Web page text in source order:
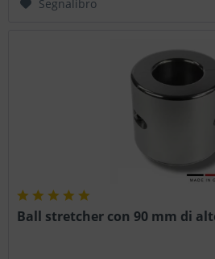
Segnalibro
Ball stretcher con 90 mm di